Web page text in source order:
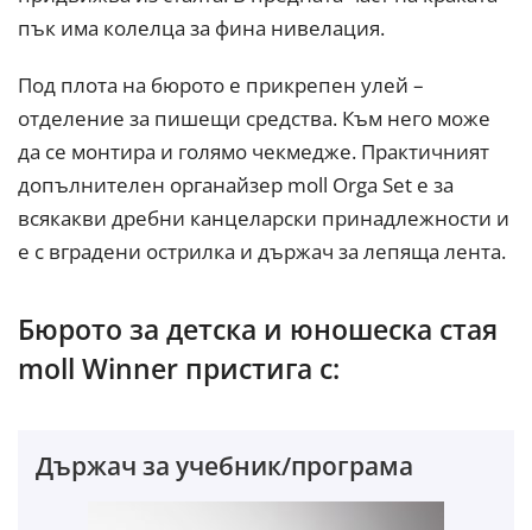
пък има колелца за фина нивелация.
Под плота на бюрото е прикрепен улей –
отделение за пишещи средства. Към него може
да се монтира и голямо чекмедже. Практичният
допълнителен органайзер moll Orga Set е за
всякакви дребни канцеларски принадлежности и
е с вградени острилка и държач за лепяща лента.
Бюрото за детска и юношеска стая
moll Winner пристига с:
Държач за учебник/програма